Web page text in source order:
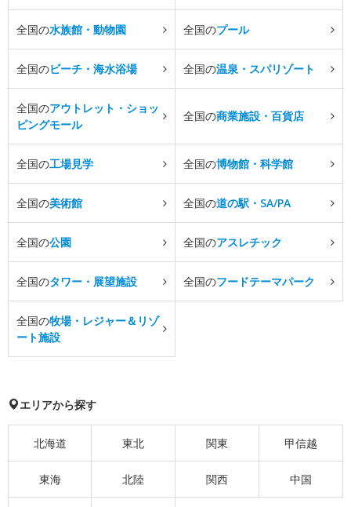
全国の水族館・動物園 全国のプール
全国のビーチ・海水浴場 全国の温泉・スパリゾート
全国のアウトレット・ショッ
ピングモール
全国の商業施設・百貨店
全国の工場見学 全国の博物館・科学館
全国の美術館 全国の道の駅・SA/PA
全国の公園 全国のアスレチック
全国のタワー・展望施設 全国のフードテーマパーク
全国の牧場・レジャー＆リゾ
ート施設
エリアから探す
北海道 東北 関東 甲信越
東海 北陸 関西 中国